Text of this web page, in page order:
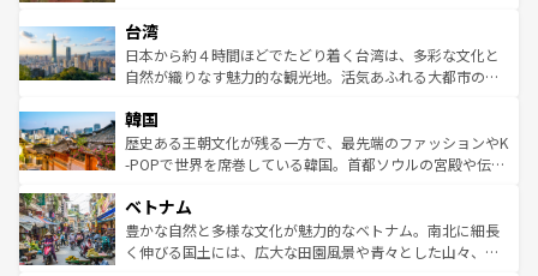
ならではの贅沢な旅のスタイルだ。 なお、新着のアメリカ
情報はコンテンツ一覧を参照してほしい。
れるおもてなしの心で訪れる人々を迎えてくれるハワイの
人々、おいしいローカルフードやハワイアンミュージッ
ク、伝統的なフラダンスなど、すべてがハワイの魅力を彩
ワイを、存分に味わってほしい。 なお、新着のハワイ情報
はコンテンツ一覧を参照してほしい。
リアリーフや大陸中央部にそびえるウルル（エアーズロッ
ク）、タスマニアの美しい原生林やケアンズの熱帯雨林な
ど、見どころがたくさん。また、カフェやワイン、オージ
いる。アクティビティも充実しており、サーフィンやダイ
ビング、ハイキングなど、アウトドア好きにはたまらな
い。オーストラリアの多彩な魅力を存分に味わいつくそ
参照してほしい。
台湾
日本から約４時間ほどでたどり着く台湾は、多彩な文化と
自然が織りなす魅力的な観光地。活気あふれる大都市の台
ン）、静ひつな山岳地帯である台湾東部など、都市の喧騒
と山間の静けさが共存しており、訪れる人に新しい発見と
驚きをもたらしてくれる。また、奥深い台湾の食文化も魅
容にもいいと評判のスイーツなど、バラエティ豊かな料理
が味わえる。 なお、新着の台湾情報は コンテンツ一覧を参
照してほしい。
韓国
歴史ある王朝文化が残る一方で、最先端のファッションやK
-POPで世界を席巻している韓国。首都ソウルの宮殿や伝統
き、地方に足を延ばせば四季折々の自然美を楽しむことが
できる。そして、キムチや焼肉、絶品のストリートフード
まで、さまざまな韓国料理が待っている。夜には、韓国な
ベトナム
豊かな自然と多様な文化が魅力的なベトナム。南北に細長
く伸びる国土には、広大な田園風景や青々とした山々、世